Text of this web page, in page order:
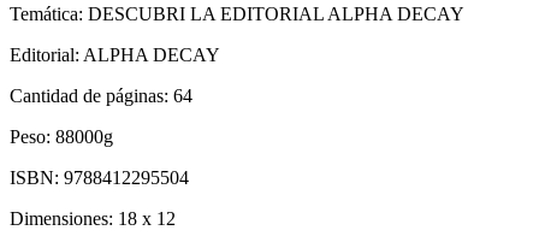
Temática: DESCUBRI LA EDITORIAL ALPHA DECAY
Editorial: ALPHA DECAY
Cantidad de páginas: 64
Peso: 88000g
ISBN: 9788412295504
Dimensiones: 18 x 12